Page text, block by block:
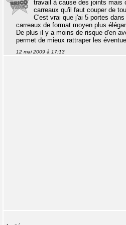
travail à cause des joints mais
carreaux qu'il faut couper de
C'est vrai que j'ai 5 portes
carreaux de format moyen plus
De plus il y a moins de risque d'en
permet de mieux rattraper les
12 mai 2009 à 17:13